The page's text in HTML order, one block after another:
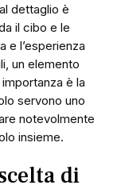
dettaglio è
il cibo e le
e l’esperienza
un elemento
è la
servono uno
notevolmente
insieme.
di